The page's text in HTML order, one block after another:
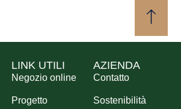
LINK UTILI
Negozio online
Progetto
AZIENDA
Contatto
Sostenibilità